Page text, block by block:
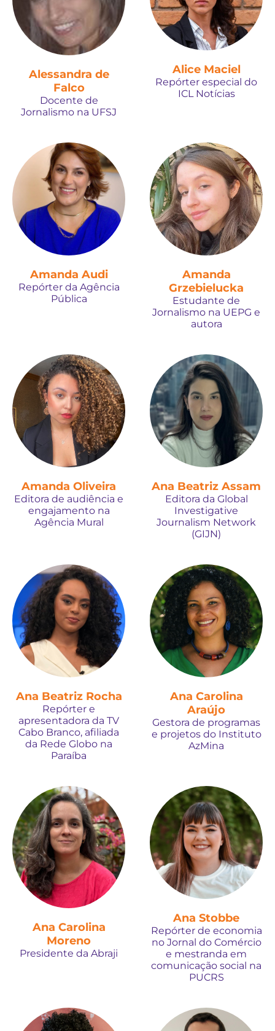
Alessandra de
Falco
Docente de
Jornalismo na UFSJ
Alice Maciel
Repórter especial do
ICL Notícias
Amanda Audi
Repórter da Agência
Pública
Amanda
Grzebielucka
Estudante de
Jornalismo na UEPG e
autora
Amanda Oliveira
Editora de audiência e
engajamento na
Agência Mural
Ana Beatriz Assam
Editora da Global
Investigative
Journalism Network
(GIJN)
Ana Beatriz Rocha
Repórter e
apresentadora da TV
Cabo Branco, afiliada
da Rede Globo na
Paraíba
Ana Carolina
Araújo
Gestora de programas
e projetos do Instituto
AzMina
Ana Carolina
Moreno
Presidente da Abraji
Ana Stobbe
Repórter de economia
no Jornal do Comércio
e mestranda em
comunicação social na
PUCRS